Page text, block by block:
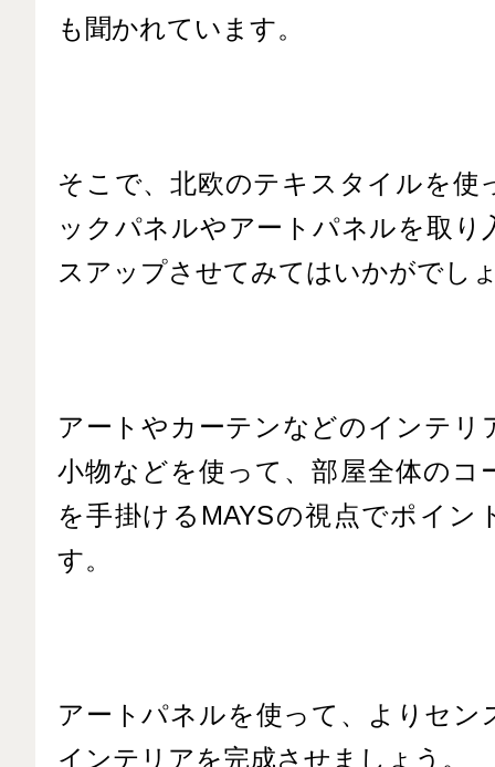
も聞かれています。
そこで、北欧のテキスタイルを使
ックパネルやアートパネルを取り
スアップさせてみてはいかがでし
アートやカーテンなどのインテリ
小物などを使って、部屋全体のコ
を手掛けるMAYSの視点でポイン
す。
アートパネルを使って、よりセン
インテリアを完成させましょう。